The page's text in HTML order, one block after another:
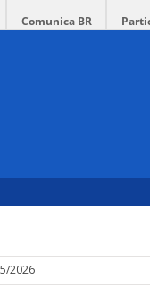
Comunica BR
2026